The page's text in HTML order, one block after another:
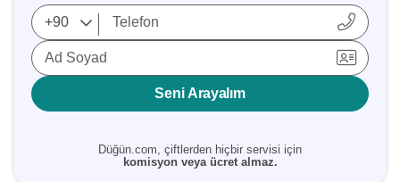
Ad Soyad
Seni Arayalım
Düğün.com, çiftlerden hiçbir servisi için
komisyon veya ücret almaz.